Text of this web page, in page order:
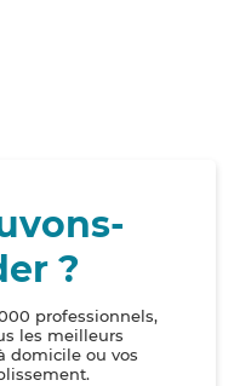
?
professionnels,
les meilleurs
domicile ou vos